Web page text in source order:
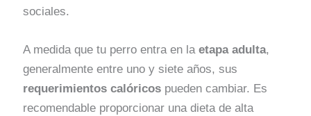
sociales.
A medida que tu perro entra en laetapa adulta,
generalmente entre uno y siete años, sus
requerimientos calóricos pueden cambiar. Es
recomendable proporcionar una dieta de alta